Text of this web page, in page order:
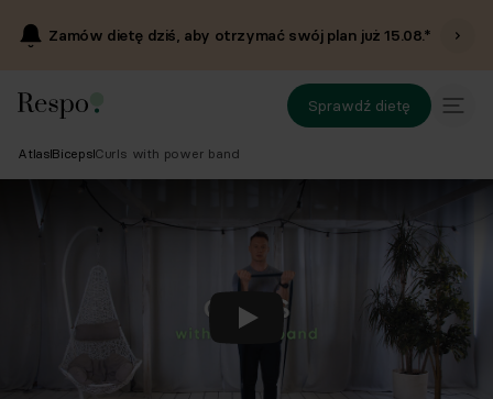
Zamów dietę dziś, aby otrzymać swój plan już15.08.*
Sprawdź dietę
Atlas BicepsCurls with power band
Odtwórz